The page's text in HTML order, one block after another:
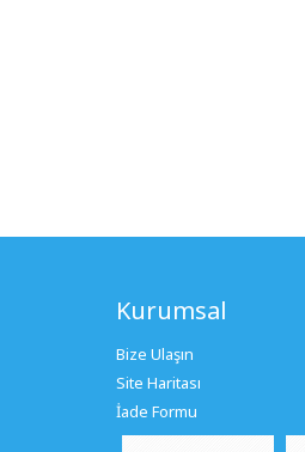
Kurumsal
Bize Ulaşın
Site Haritası
İade Formu